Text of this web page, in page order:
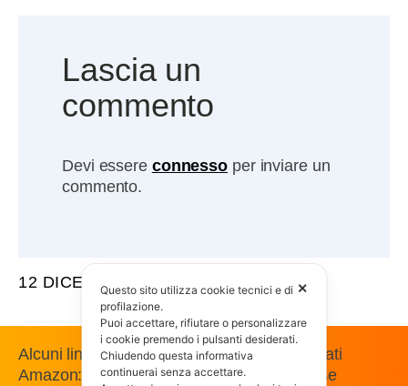
Lascia un
commento
Devi essere connesso per inviare un
commento.
12 DICEMBRE 2017
Alcuni link presenti in questo sito sono affiliati
Amazon: guadagniamo una commissione se
✕
Questo sito utilizza cookie tecnici e di
profilazione.
Puoi accettare, rifiutare o personalizzare
i cookie premendo i pulsanti desiderati.
Chiudendo questa informativa
continuerai senza accettare.